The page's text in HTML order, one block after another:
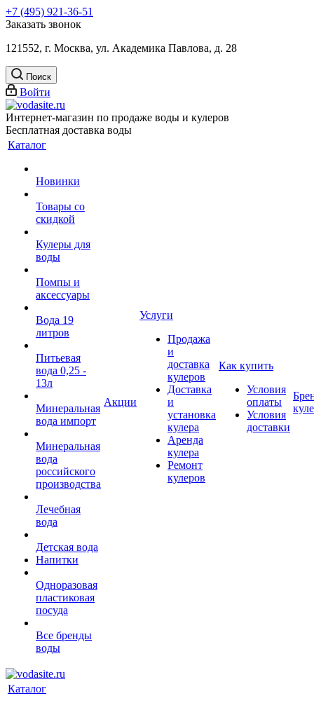
+7 (495) 921-36-51
Заказать звонок
121552, г. Москва, ул. Академика Павлова, д. 28
Поиск
Войти
Интернет-магазин по продаже воды и кулеров
Бесплатная доставка воды
Каталог
Новинки
Товары со
скидкой
Кулеры для
воды
Помпы и
аксессуары
Вода 19
литров
Питьевая
вода 0,25 -
13л
Минеральная
вода импорт
Минеральная
вода
российского
производства
Лечебная
вода
Детская вода
Напитки
Одноразовая
пластиковая
посуда
Все бренды
воды
Акции
Услуги
Продажа
и
доставка
кулеров
Доставка
и
установка
кулера
Аренда
кулера
Ремонт
кулеров
Как купить
Условия
оплаты
Условия
доставки
Каталог